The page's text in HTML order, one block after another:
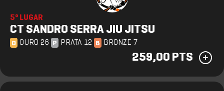
5º LUGAR
CT SANDRO SERRA JIU JITSU
O OURO 26 P PRATA 12 B BRONZE 7
259,00 PTS